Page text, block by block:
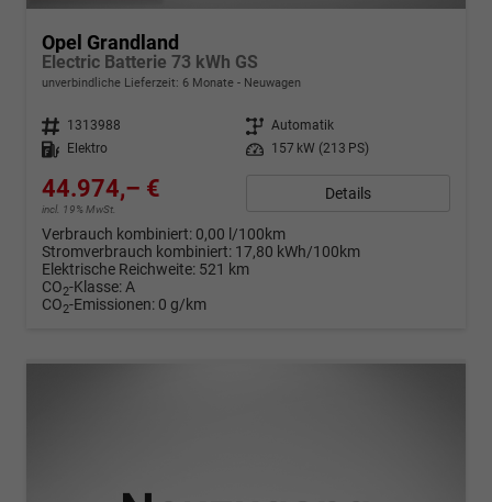
Opel Grandland
Electric Batterie 73 kWh GS
unverbindliche Lieferzeit: 6 Monate Neuwagen
Fahrzeugnr. 1313988 Getriebe Automatik
Kraftstoff
Elektro Leistung 157 kW (213 PS)
44.974,– €
incl. 19% MwSt.
Details
Verbrauch kombiniert: 0,00 l/100km
Stromverbrauch kombiniert: 17,80 kWh/100km
Elektrische Reichweite: 521 km
CO2-Klasse:A
CO2-Emissionen: 0 g/km